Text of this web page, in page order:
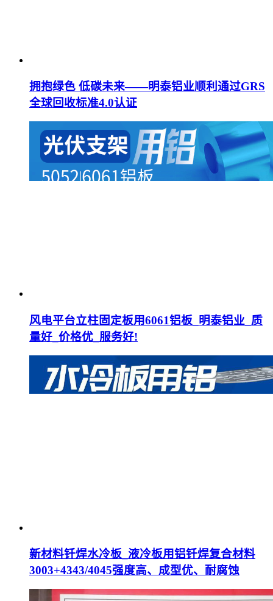
拥抱绿色 低碳未来——明泰铝业顺利通过GRS
全球回收标准4.0认证
风电平台立柱固定板用6061铝板_明泰铝业_质
量好_价格优_服务好!
新材料钎焊水冷板_液冷板用铝钎焊复合材料
3003+4343/4045强度高、成型优、耐腐蚀